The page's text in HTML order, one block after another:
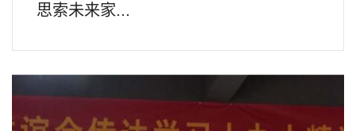
思索未来家...